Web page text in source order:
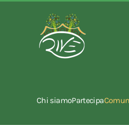
Chi siamoPartecipa